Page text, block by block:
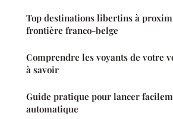
Top destinations libertins à
frontière franco-belge
Comprendre les voyants de votre
à savoir
Guide pratique pour lancer
automatique